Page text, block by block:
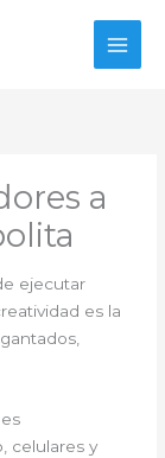
a
ejecutar
es la
celulares y